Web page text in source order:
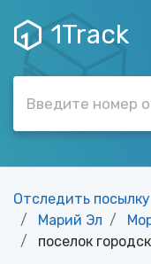
1Track
Отследить посылку
Марий Эл
поселок